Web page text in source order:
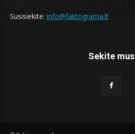
Susisiekite: info@faktograma.lt
Sekite mus